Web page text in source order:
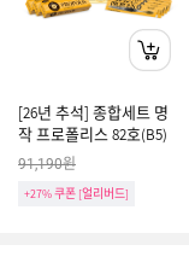
[26년 추석] 종합세트 명
작 프로폴리스 82호(B5)
91,190원
+27% 쿠폰 [얼리버드]